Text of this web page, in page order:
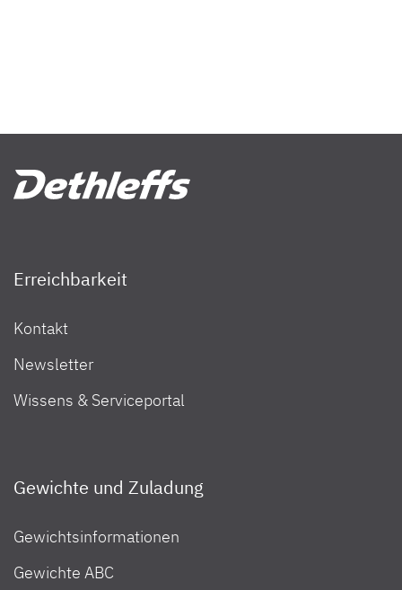
Erreichbarkeit
Kontakt
Newsletter
Wissens & Serviceportal
Gewichte und Zuladung
Gewichtsinformationen
Gewichte ABC